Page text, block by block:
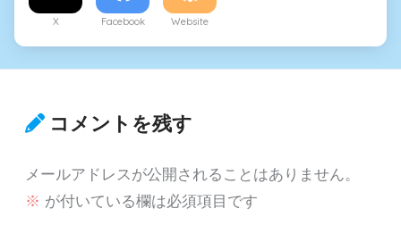
X Facebook Website
コメントを残す
メールアドレスが公開されることはありません。
※ が付いている欄は必須項目です